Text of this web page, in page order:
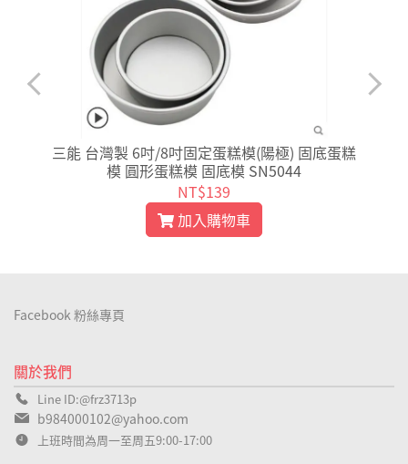
三能 台灣製 6吋/8吋固定蛋糕模(陽極) 固底蛋糕
模 圓形蛋糕模 固底模 SN5044
NT$139
加入購物車
關於我們
Line ID:@frz3713p
b984000102@yahoo.com
上班時間為周一至周五9:00-17:00
Facebook 粉絲專頁